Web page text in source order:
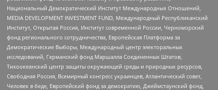
Национальный Демократический Институт Международных Отношений,
MEDIA DEVELOPMENT INVESTMENT FUND, Международный Республиканский
Институт, Открытая Россия, Институт современной России, Черноморский
фонд регионального сотрудничества, Европейская Платформа за
Демократические Выборы, Международный центр электоральных
исследований, Германский фонд Маршалла Соединенных Штатов,
Тихоокеанский центр защиты окружающей среды и природных ресурсов,
Свободная Россия, Всемирный конгресс украинцев, Атлантический совет,
Человек в беде, Европейский фонд за демократию, Джеймстаунский фонд,